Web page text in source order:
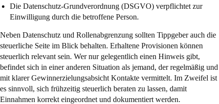
Die Datenschutz-Grundverordnung (DSGVO) verpflichtet zur
Einwilligung durch die betroffene Person.
Neben Datenschutz und Rollenabgrenzung sollten Tippgeber auch die
steuerliche Seite im Blick behalten. Erhaltene Provisionen können
steuerlich relevant sein. Wer nur gelegentlich einen Hinweis gibt,
befindet sich in einer anderen Situation als jemand, der regelmäßig und
mit klarer Gewinnerzielungsabsicht Kontakte vermittelt. Im Zweifel ist
es sinnvoll, sich frühzeitig steuerlich beraten zu lassen, damit
Einnahmen korrekt eingeordnet und dokumentiert werden.